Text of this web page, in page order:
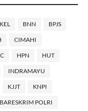
BNN BPJS
CIMAHI
HPN HUT
INDRAMAYU
KJJT KNPI
POLRI